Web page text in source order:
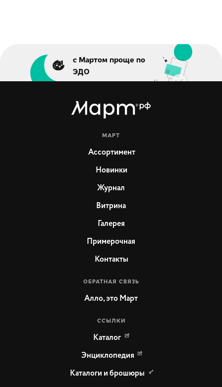
с Мартом проще по
ЭДО
ССЫЛКИ
МАРТ
Ассортимент
Новинки
Журнал
Витрина
Галерея
Энциклопедия
ОБРАТНАЯ СВЯЗЬ
Примерочная
Контакты
Каталог
Каталоги и брошюры
Алло, это Март